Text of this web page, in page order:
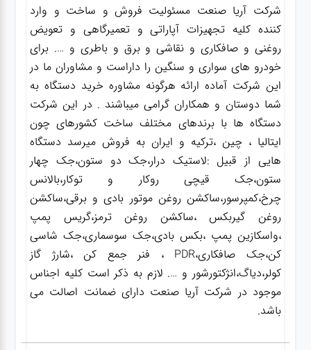
شرکت آریا صنعت مسئولیت فروش و ساخت و وارد
کننده کلیه تجهیزات آپاراتی و تعمیرگاهی و تعویض
روغنی و صافکاری و نقاشی و برق و باطری و …. برای
خودرو های سواری و سنگین را داراست و مشاوران ما در
این شرکت آماده ارائه هرگونه مشاوره خرید دستگاه به
شما دوستان و همکاران گرامی میباشند . در این شرکت
دستگاه ها با برندهای مختلف ساخت کشورهای چون
ایتالیا ، چین ،ترکیه و ایران به فروش میرسد دستگاه
هایی از قبیل :لاستیک درار،جک دو ستون،جک چهار
ستون،جک قیچی روکار و توکار،بالانس
چرخ،کمپرسور،ساکشن روغن موتور بادی و برقی،ساکشن
روغن گیربکس ،ساکشن روغن ترمز،گریس پمپ
،واسکازین پمپ ،بکس بادی،جک سوسماری،جک شاسی
کن،جک صافکاری،PDR ، فنر جمع کن ،شارژ گاز
کولر،دیاگ،انژکتورشور و …. لازم به ذکر است کلیه اجناس
موجود در شرکت آریا صنعت دارای ضمانت اصالت می
باشد.